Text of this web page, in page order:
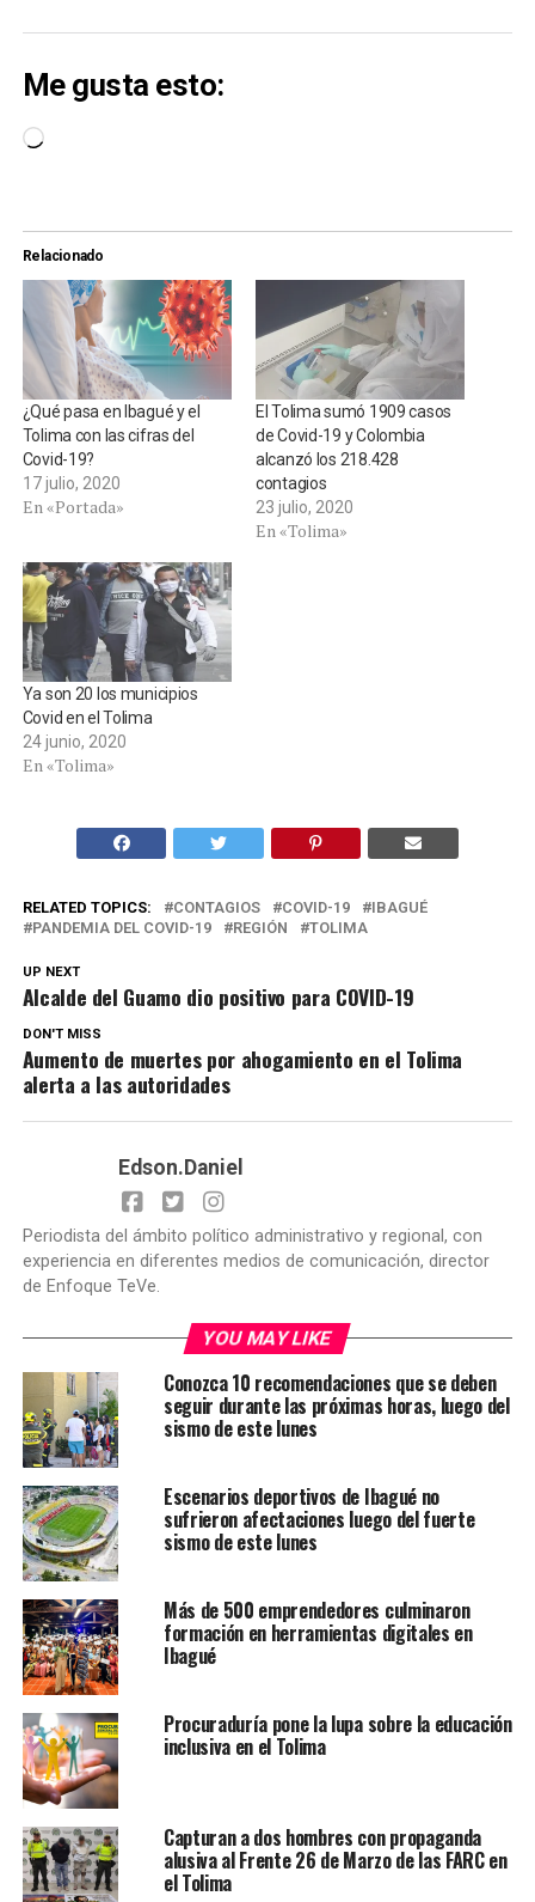
Me gusta esto:
Cargando...
Relacionado
¿Qué pasa en Ibagué y el
Tolima con las cifras del
Covid-19?
17 julio, 2020
En «Portada»
El Tolima sumó 1909 casos
de Covid-19 y Colombia
alcanzó los 218.428
contagios
23 julio, 2020
En «Tolima»
Ya son 20 los municipios
Covid en el Tolima
24 junio, 2020
En «Tolima»
RELATED TOPICS: CONTAGIOS COVID-19
IBAGUÉ
PANDEMIA DEL COVID-19
REGIÓN TOLIMA
UP NEXT
Alcalde del Guamo dio positivo para COVID-19
DON'T MISS
Aumento de muertes por ahogamiento en el Tolima
alerta a las autoridades
Edson.Daniel
Periodista del ámbito político administrativo y regional, con
experiencia en diferentes medios de comunicación, director
de Enfoque TeVe.
YOU MAY LIKE
Conozca 10 recomendaciones que se deben
seguir durante las próximas horas, luego del
sismo de este lunes
Escenarios deportivos de Ibagué no
sufrieron afectaciones luego del fuerte
sismo de este lunes
Más de 500 emprendedores culminaron
formación en herramientas digitales en
Ibagué
Procuraduría pone la lupa sobre la educación
inclusiva en el Tolima
Capturan a dos hombres con propaganda
alusiva al Frente 26 de Marzo de las FARC en
el Tolima